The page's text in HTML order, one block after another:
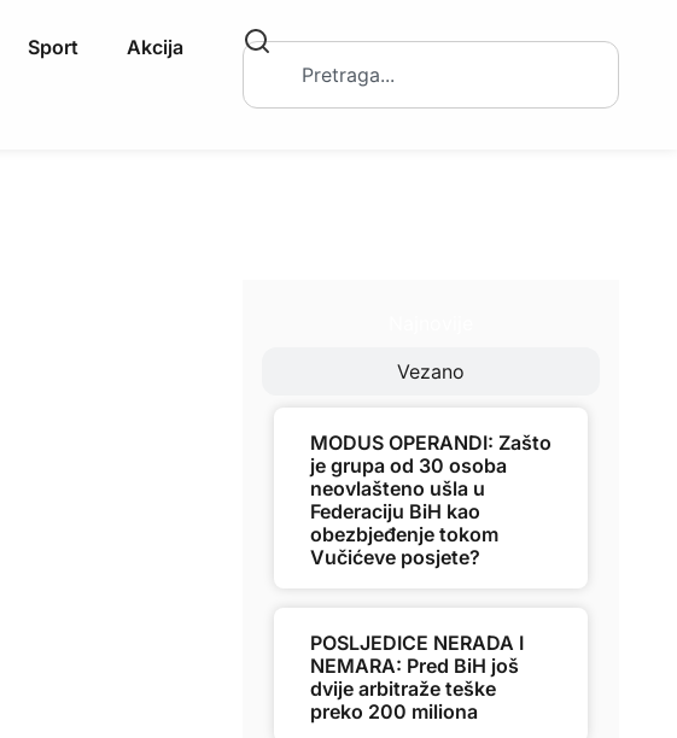
Sport Akcija
Vezano
MODUS OPERANDI: Zašto
je grupa od 30 osoba
neovlašteno ušla u
Federaciju BiH kao
obezbjeđenje tokom
Vučićeve posjete?
POSLJEDICE NERADA I
NEMARA: Pred BiH još
dvije arbitraže teške
preko 200 miliona